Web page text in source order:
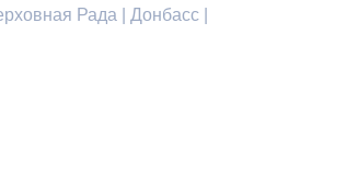
Рада | Донбасс |